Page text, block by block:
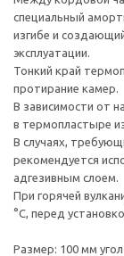
специальный
изгибе и
эксплуатации.
Тонкий край
протирание камер.
В зависимости от
в термопластыре
В случаях,
рекомендуется
адгезивным слоем.
При горячей
°С, перед
Размер: 100 мм угол